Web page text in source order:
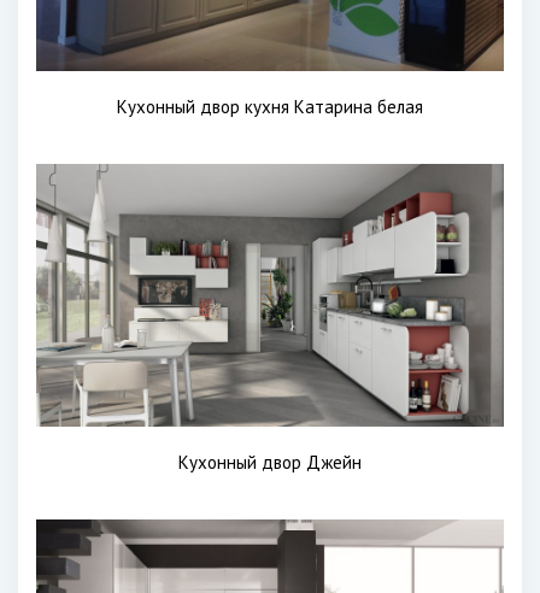
Кухонный двор кухня Катарина белая
Кухонный двор Джейн